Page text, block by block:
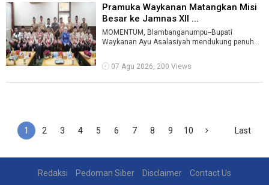
Pramuka Waykanan Matangkan Misi
Besar ke Jamnas XII ...
MOMENTUM, Blambanganumpu--Bupati
Waykanan Ayu Asalasiyah mendukung penuh
Pramuka me ...
07 Agu 2026, 200 Views
1 2 3 4 5 6 7 8 9 10 Last
Redaksi Pedoman Siber Disclaimer Contact Us